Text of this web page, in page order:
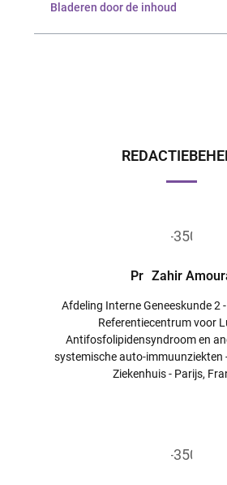
Bladeren door de inhoud
Pr Zahir
Afdeling Interne Geneeskunde 2
Referentiecentrum voor
Antifosfolipidensyndroom en
systemische auto-immuunziekten
Ziekenhuis - Parijs,